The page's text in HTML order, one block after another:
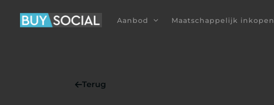
Aanbod Maatschappelijk inkopen
Terug